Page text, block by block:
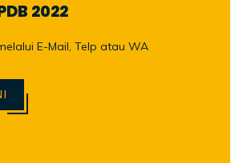
2022
E-Mail, Telp atau WA